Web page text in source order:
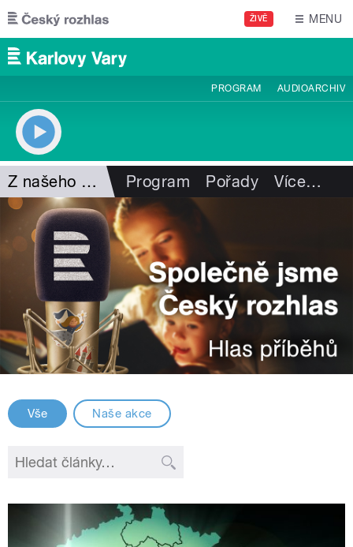
Přejít k hlavnímu obsahu
ŽIVĚ MENU
PROGRAM AUDIOARCHIV
Z našeho vysílání Program Pořady Více…
Vše Naše akce